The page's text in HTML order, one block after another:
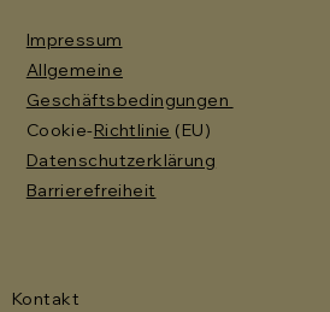
Impressum
Allgemeine
Geschäftsbedingungen
Cookie-Richtlinie (EU)
Datenschutzerklärung
Barrierefreiheit
Kontakt